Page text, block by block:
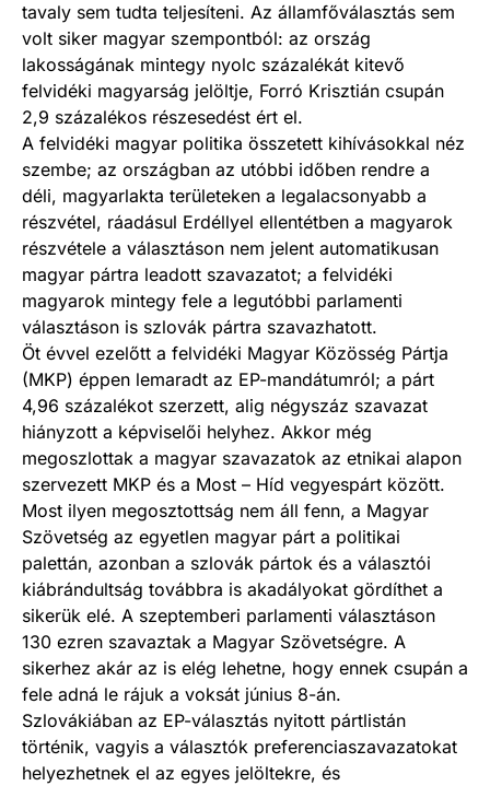
tavaly sem tudta teljesíteni. Az államfőválasztás sem
volt siker magyar szempontból: az ország
lakosságának mintegy nyolc százalékát kitevő
felvidéki magyarság jelöltje, Forró Krisztián csupán
2,9 százalékos részesedést ért el.
A felvidéki magyar politika összetett kihívásokkal néz
szembe; az országban az utóbbi időben rendre a
déli, magyarlakta területeken a legalacsonyabb a
részvétel, ráadásul Erdéllyel ellentétben a magyarok
részvétele a választáson nem jelent automatikusan
magyar pártra leadott szavazatot; a felvidéki
magyarok mintegy fele a legutóbbi parlamenti
választáson is szlovák pártra szavazhatott.
Öt évvel ezelőtt a felvidéki Magyar Közösség Pártja
(MKP) éppen lemaradt az EP-mandátumról; a párt
4,96 százalékot szerzett, alig négyszáz szavazat
hiányzott a képviselői helyhez. Akkor még
megoszlottak a magyar szavazatok az etnikai alapon
szervezett MKP és a Most – Híd vegyespárt között.
Most ilyen megosztottság nem áll fenn, a Magyar
Szövetség az egyetlen magyar párt a politikai
palettán, azonban a szlovák pártok és a választói
kiábrándultság továbbra is akadályokat gördíthet a
sikerük elé. A szeptemberi parlamenti választáson
130 ezren szavaztak a Magyar Szövetségre. A
sikerhez akár az is elég lehetne, hogy ennek csupán a
fele adná le rájuk a voksát június 8-án.
Szlovákiában az EP-választás nyitott pártlistán
történik, vagyis a választók preferenciaszavazatokat
helyezhetnek el az egyes jelöltekre, és